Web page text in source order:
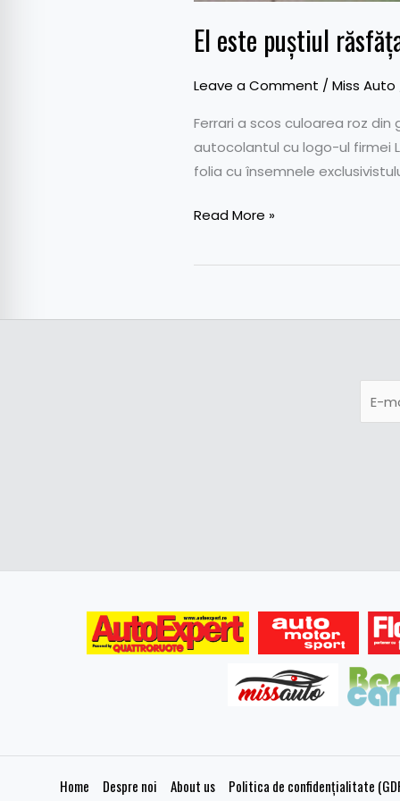
El este puștiul
Leave a Comment / Miss Auto
Ferrari a scos culoarea roz
autocolantul cu logo-ul firmei
folia cu însemnele
Read More »
Home Despre noi About us Politica de confidențialitate